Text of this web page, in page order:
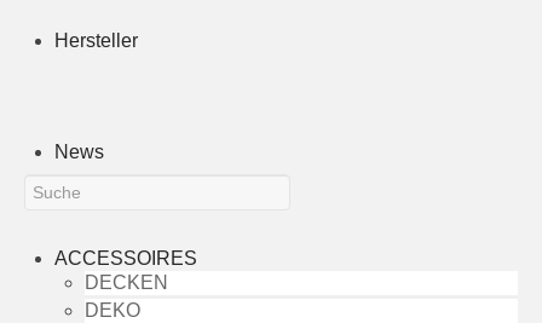
Hersteller
News
ACCESSOIRES
DECKEN
DEKO